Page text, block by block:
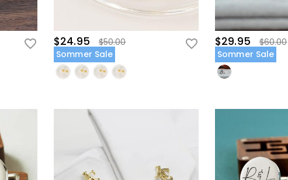
$24.95
$50.00
Sommer Sale
$29.95
$60.00
Sommer Sale